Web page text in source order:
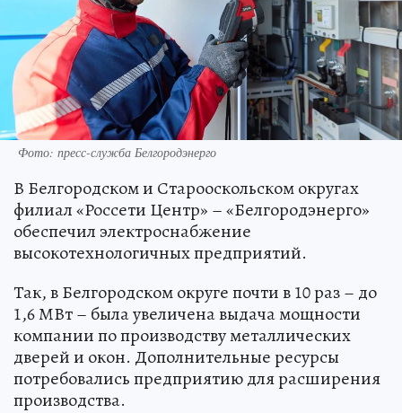
Фото: пресс-служба Белгородэнерго
В Белгородском и Старооскольском округах
филиал «Россети Центр» – «Белгородэнерго»
обеспечил электроснабжение
высокотехнологичных предприятий.
Так, в Белгородском округе почти в 10 раз – до
1,6 МВт – была увеличена выдача мощности
компании по производству металлических
дверей и окон. Дополнительные ресурсы
потребовались предприятию для расширения
производства.